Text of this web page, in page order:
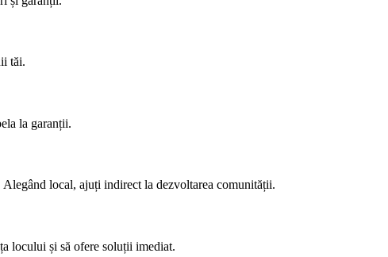
tăi.
la garanții.
local, ajuți indirect la dezvoltarea comunității.
locului și să ofere soluții imediat.